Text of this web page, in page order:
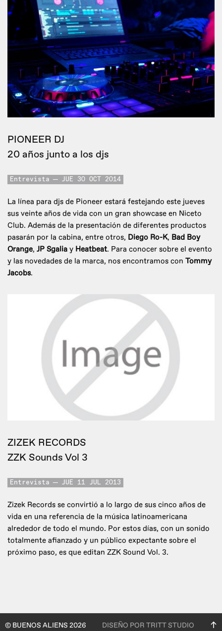
PIONEER DJ
20 años junto a los djs
Entrevista JUE 30 OCT 2014
La línea para djs de Pioneer estará festejando este jueves
sus veinte años de vida con un gran showcase en Niceto
Club. Además de la presentación de diferentes productos
pasarán por la cabina, entre otros, Diego Ro-K, Bad Boy
Orange, JP Sgalia y Heatbeat. Para conocer sobre el evento
y las novedades de la marca, nos encontramos con Tommy
Jacobs.
ZIZEK RECORDS
ZZK Sounds Vol 3
Entrevista JUE 11 JUL 2013
Zizek Records se convirtió a lo largo de sus cinco años de
vida en una referencia de la música latinoamericana
alrededor de todo el mundo. Por estos días, con un sonido
totalmente afianzado y un público expectante sobre el
próximo paso, es que editan ZZK Sound Vol. 3.
© BUENOS ALIENS 2026 DISEÑO POR TRITT STUDIO